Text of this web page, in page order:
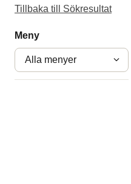
Tillbaka till Sökresultat
Meny
Alla menyer